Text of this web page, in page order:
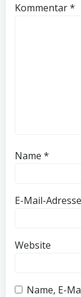
Kommentar*
Name *
E-Mail-Adresse
Website
Name, E-